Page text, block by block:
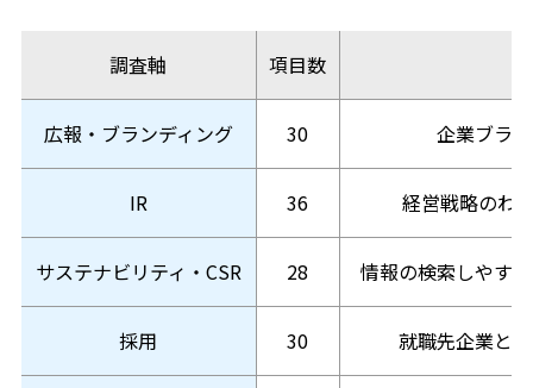
調査軸 項目数
広報・ブランディング 30 企業ブラ
IR 36 経営戦略のわ
サステナビリティ・CSR 28 情報の検索しやす
採用 30 就職先企業と